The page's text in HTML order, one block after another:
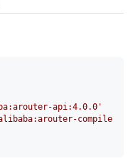
api:4.0.0'